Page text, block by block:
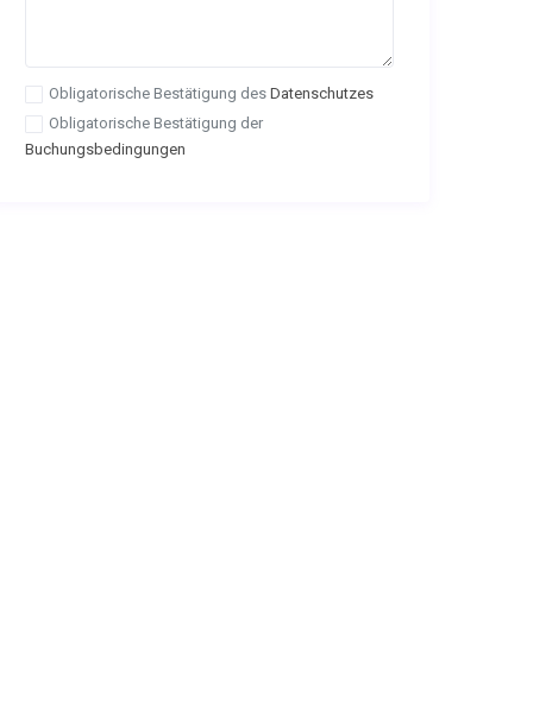
Obligatorische Bestätigung des Datenschutzes
Obligatorische Bestätigung der
Buchungsbedingungen